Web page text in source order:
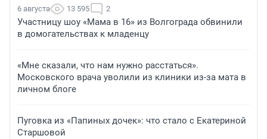
6 августа 13 595 2
Участницу шоу «Мама в 16» из Волгограда обвинили
в домогательствах к младенцу
«Мне сказали, что нам нужно расстаться».
Московского врача уволили из клиники из-за мата в
личном блоге
Пуговка из «Папиных дочек»: что стало с Екатериной
Старшовой